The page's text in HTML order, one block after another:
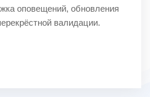
оповещений, обновления
валидации.